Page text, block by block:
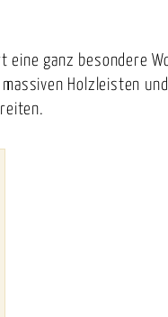
ganz besondere
Holzleisten